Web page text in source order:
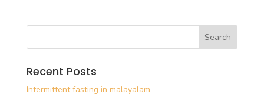
Recent Posts
Intermittent fasting in malayalam